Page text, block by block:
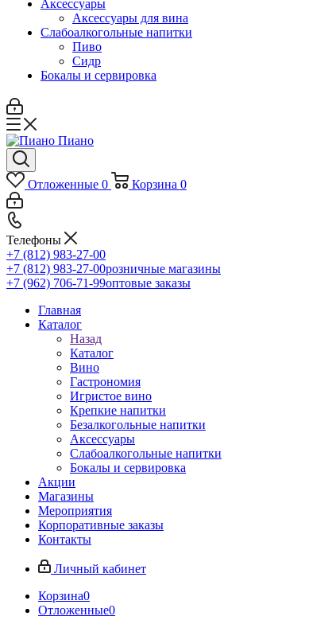
Аксессуары
Аксессуары для вина
Слабоалкогольные напитки
Пиво
Сидр
Бокалы и сервировка
Отложенные 0 Корзина 0
Телефоны
+7 (812) 983-27-00
+7 (812) 983-27-00розничные магазины
+7 (962) 706-71-99оптовые заказы
Главная
Каталог
Назад
Каталог
Вино
Гастрономия
Игристое вино
Крепкие напитки
Безалкогольные напитки
Аксессуары
Слабоалкогольные напитки
Бокалы и сервировка
Акции
Магазины
Мероприятия
Корпоративные заказы
Контакты
Личный кабинет
Корзина0
Отложенные0